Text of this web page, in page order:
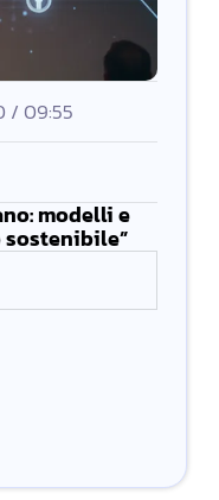
/ 09:55
modelli e
sostenibile”